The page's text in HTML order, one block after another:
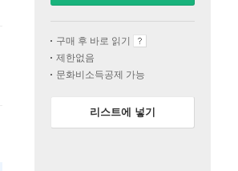
구매 후 바로 읽기
제한없음
문화비소득공제 가능
리스트에 넣기